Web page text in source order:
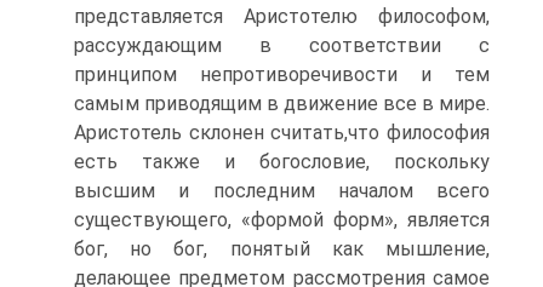
представляется Аристотелю философом,
рассуждающим в соответствии с
принципом непротиворечивости и тем
самым приводящим в движение все в мире.
Аристотель склонен считать,что философия
есть также и богословие, поскольку
высшим и последним началом всего
существующего, «формой форм», является
бог, но бог, понятый как мышление,
делающее предметом рассмотрения самое